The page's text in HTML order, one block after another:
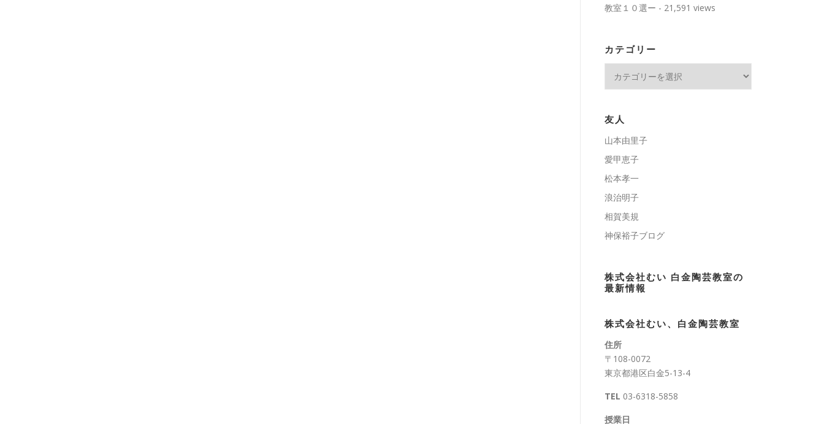
教室１０選ー - 21,591 views
カテゴリー
リ
ー
友人
山本由里子
愛甲恵子
松本孝一
浪治明子
相賀美規
神保裕子ブログ
株式会社むい 白金陶芸教室の
最新情報
株式会社むい、白金陶芸教室
住所
〒108-0072
東京都港区白金5-13-4
TEL 03-6318-5858
授業日